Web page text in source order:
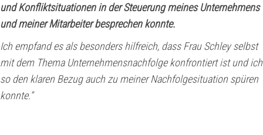
und Konfliktsituationen in der Steuerung meines Unternehmens
und meiner Mitarbeiter besprechen konnte.
Ich empfand es als besonders hilfreich, dass Frau Schley selbst
mit dem Thema Unternehmensnachfolge konfrontiert ist und ich
so den klaren Bezug auch zu meiner Nachfolgesituation spüren
konnte.“